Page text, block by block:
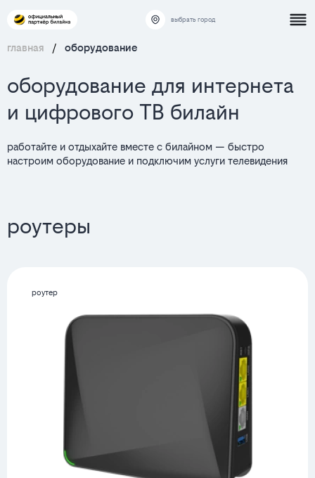
выбрать город
главная / оборудование
оборудование для интернета
и цифрового ТВ билайн
работайте и отдыхайте вместе с билайном — быстро
настроим оборудование и подключим услуги телевидения
роутеры
роутер